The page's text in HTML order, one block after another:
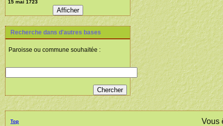
Recherche dans d'autres bases
Paroisse ou commune souhaitée :
Top Vous